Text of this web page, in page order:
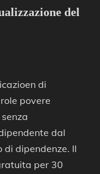
del
di
povere
dal
di dipendenze. Il
per 30